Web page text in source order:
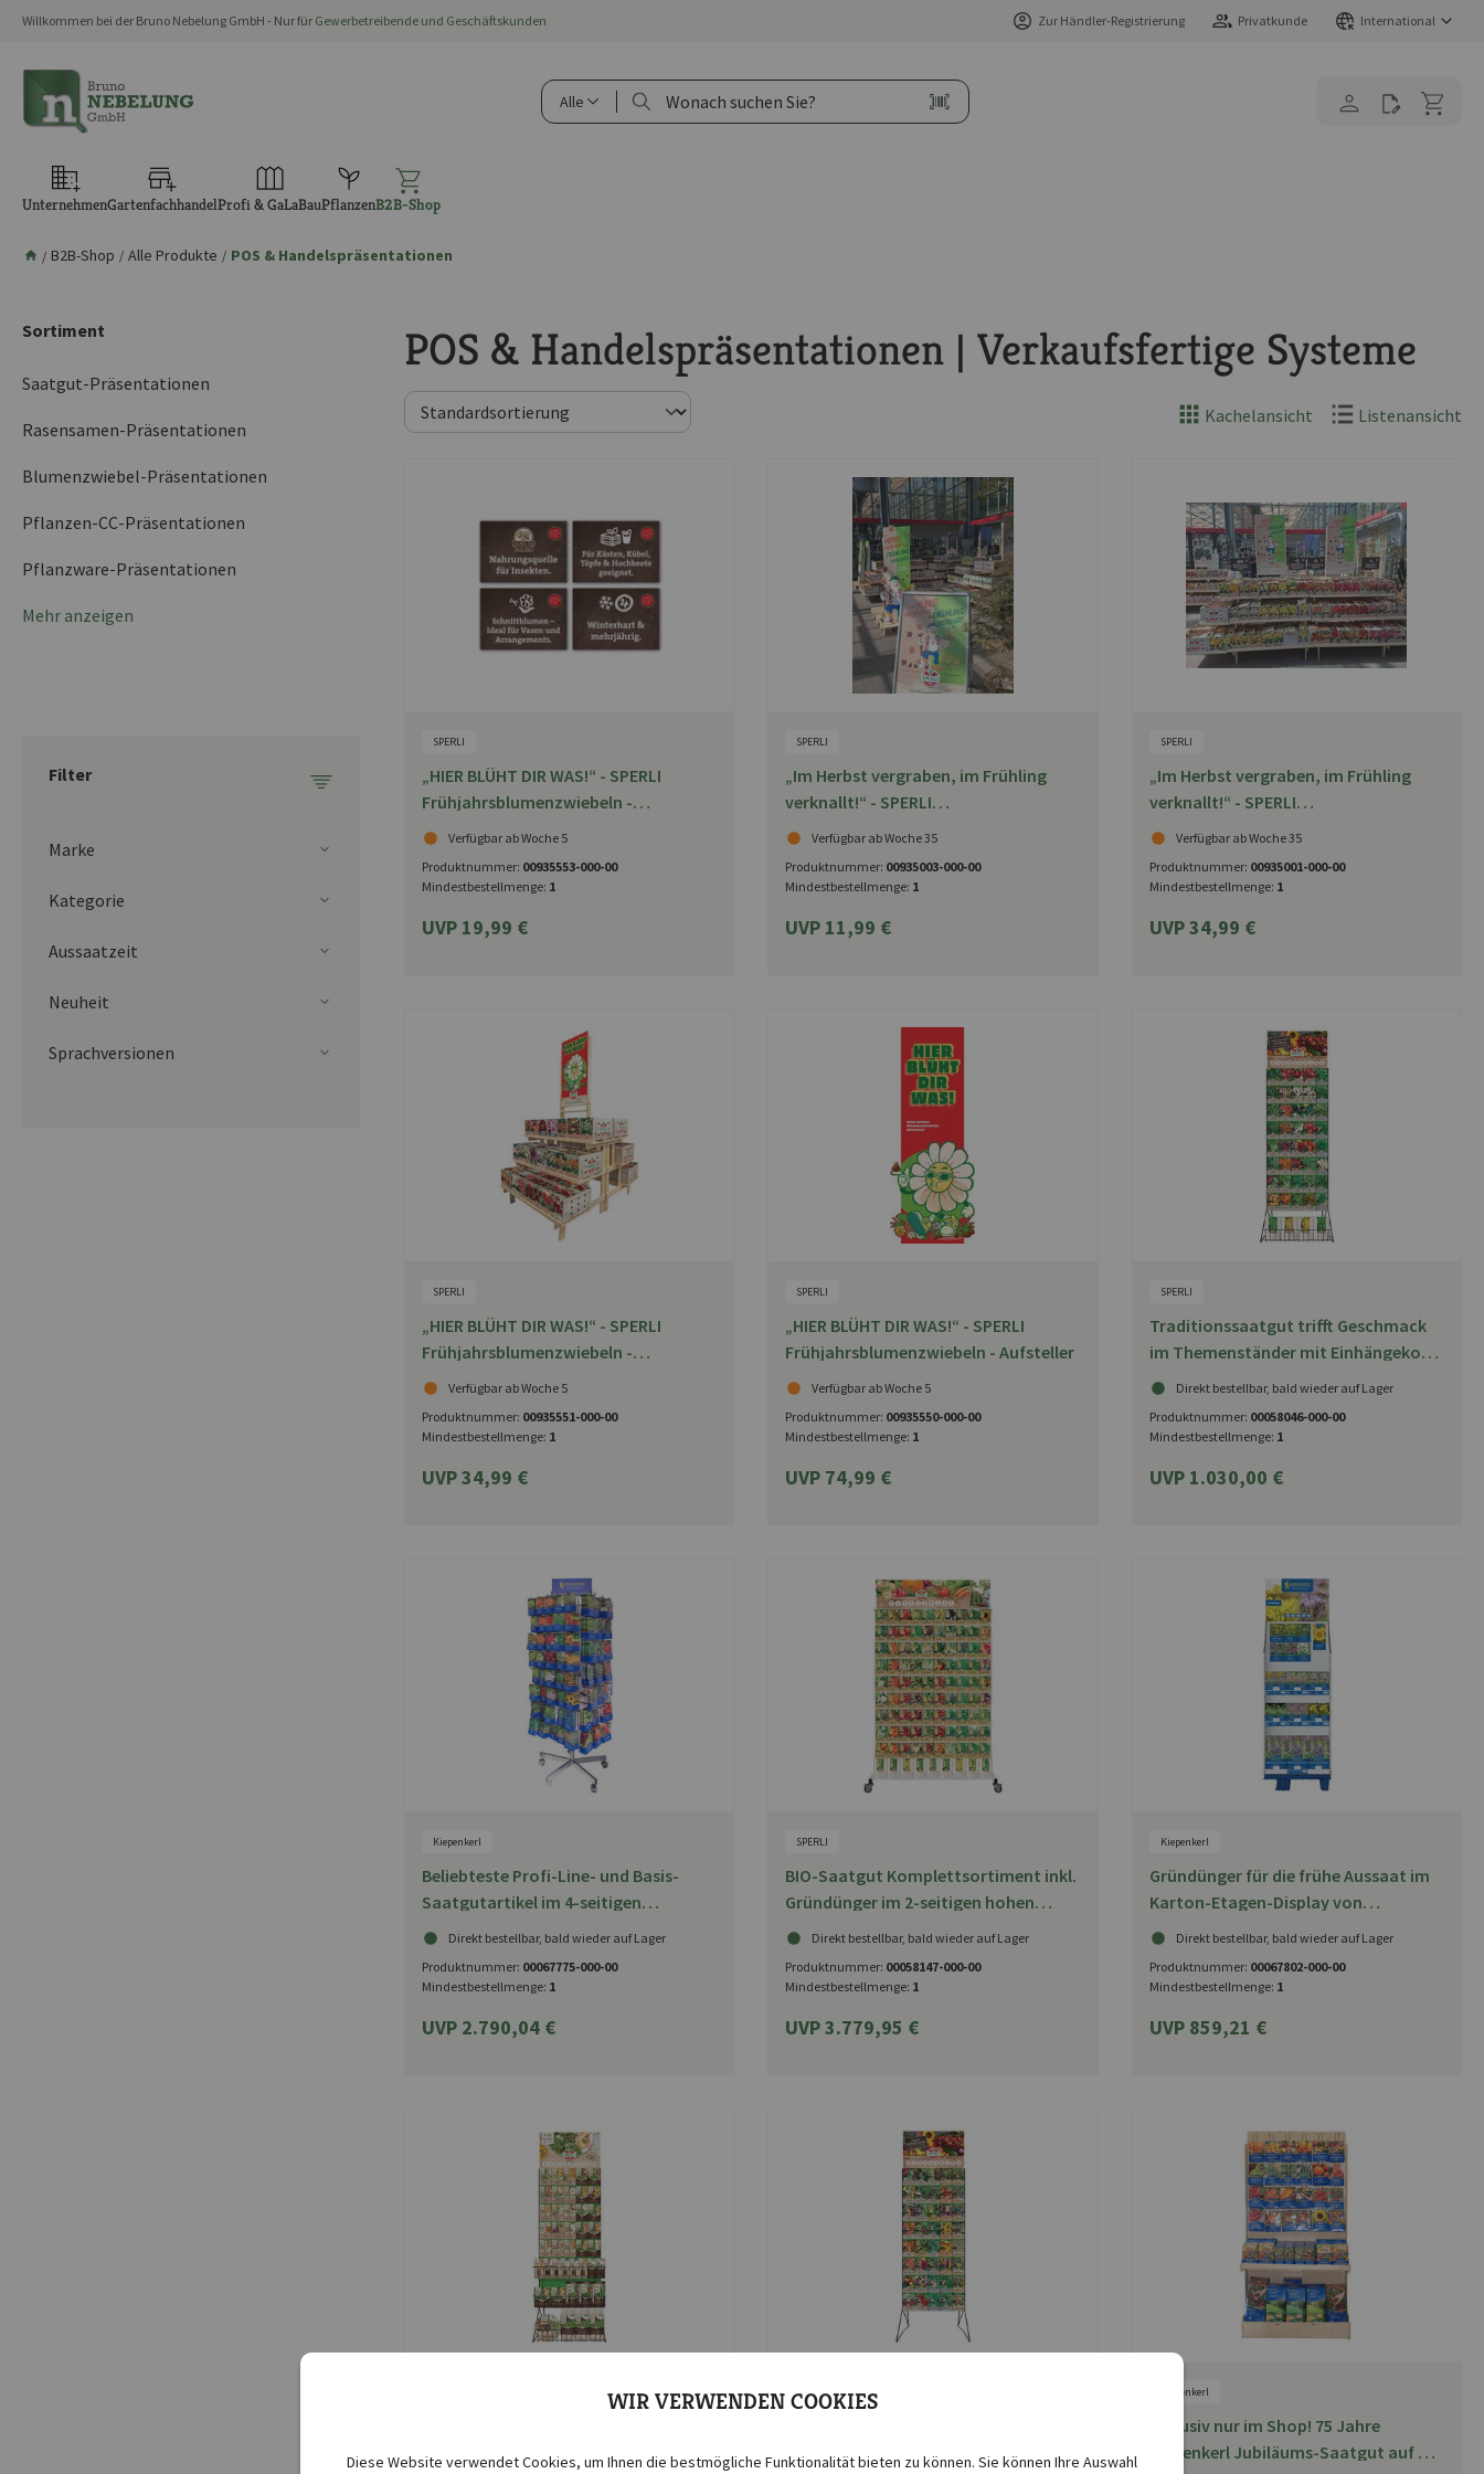
Zur Hauptnavigation springen
Willkommen bei der Bruno Nebelung GmbH - Nur für Gewerbetreibende und Geschäftskunden Zur Händler-Registrierung Privatkunde International
UnternehmenGartenfachhandelProfi & GaLaBauPflanzenB2B-Shop
Alle
/ B2B-Shop / Alle Produkte / POS & Handelspräsentationen
Sortiment
Saatgut-Präsentationen
Rasensamen-Präsentationen
Blumenzwiebel-Präsentationen
Pflanzen-CC-Präsentationen
Pflanzware-Präsentationen
Mehr anzeigen
Filter
Marke
Kategorie
Aussaatzeit
Neuheit
Sprachversionen
POS & Handelspräsentationen | Verkaufsfertige Systeme
Kachelansicht Listenansicht
SPERLI
„HIER BLÜHT DIR WAS!“ - SPERLI
Frühjahrsblumenzwiebeln -
Themenschilder
Verfügbar ab Woche 5
Produktnummer: 00935553-000-00
Mindestbestellmenge: 1
UVP 19,99 €
SPERLI
„Im Herbst vergraben, im Frühling
verknallt!“ - SPERLI
Herbstblumenzwiebeln - A1-Plakat
Verfügbar ab Woche 35
Produktnummer: 00935003-000-00
Mindestbestellmenge: 1
UVP 11,99 €
SPERLI
„Im Herbst vergraben, im Frühling
verknallt!“ - SPERLI
Herbstblumenzwiebeln -
Verfügbar ab Woche 35
Produktnummer: 00935001-000-00
Mindestbestellmenge: 1
UVP 34,99 €
SPERLI
„HIER BLÜHT DIR WAS!“ - SPERLI
Frühjahrsblumenzwiebeln -
Tribünentopper
Verfügbar ab Woche 5
Produktnummer: 00935551-000-00
Mindestbestellmenge: 1
UVP 34,99 €
SPERLI
„HIER BLÜHT DIR WAS!“ - SPERLI
Frühjahrsblumenzwiebeln - Aufsteller
Verfügbar ab Woche 5
Produktnummer: 00935550-000-00
Mindestbestellmenge: 1
UVP 74,99 €
SPERLI
Traditionssaatgut trifft Geschmack
im Themenständer mit Einhängekorb
von SPERLI
Direkt bestellbar, bald wieder auf Lager
Produktnummer: 00058046-000-00
Mindestbestellmenge: 1
UVP 1.030,00 €
Kiepenkerl
Beliebteste Profi-Line- und Basis-
Saatgutartikel im 4-seitigen
Drehständer von Kiepenkerl
Direkt bestellbar, bald wieder auf Lager
Produktnummer: 00067775-000-00
Mindestbestellmenge: 1
UVP 2.790,04 €
SPERLI
BIO-Saatgut Komplettsortiment inkl.
Gründünger im 2-seitigen hohen
Rollständer von SPERLI
Direkt bestellbar, bald wieder auf Lager
Produktnummer: 00058147-000-00
Mindestbestellmenge: 1
UVP 3.779,95 €
Kiepenkerl
Gründünger für die frühe Aussaat im
Karton-Etagen-Display von
Kiepenkerl
Direkt bestellbar, bald wieder auf Lager
Produktnummer: 00067802-000-00
Mindestbestellmenge: 1
UVP 859,21 €
Kleinschachteln und 4
SPERLI
Saatgutkombinationen im Metall-
Kiepenkerl
Exklusiv nur im Shop! 75 Jahre
Kiepenkerl Jubiläums-Saatgut auf der
WIR VERWENDEN COOKIES
Diese Website verwendet Cookies, um Ihnen die bestmögliche Funktionalität bieten zu können. Sie können Ihre Auswahl